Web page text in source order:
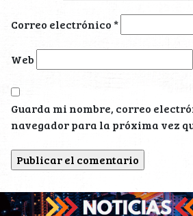
Correo electrónico*
Web
Guarda mi nombre, correo
navegador para la próxima vez